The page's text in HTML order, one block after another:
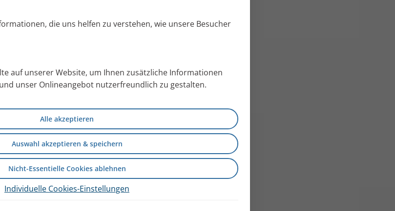
die uns helfen zu verstehen, wie unsere Besucher
auf unserer Website, um Ihnen zusätzliche Informationen
unser Onlineangebot nutzerfreundlich zu gestalten.
Alle akzeptieren
Auswahl akzeptieren & speichern
Nicht-Essentielle Cookies ablehnen
Individuelle Cookies-Einstellungen